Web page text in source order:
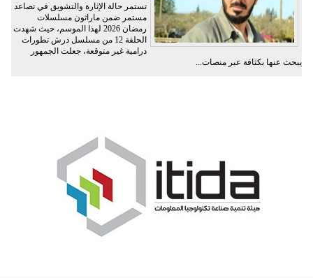
تستمر حالة الإثارة والتشويق في تصاعد
مستمر ضمن ماراثون مسلسلات
رمضان 2026 لهذا الموسم، حيث شهدت
الحلقة 12 من مسلسل درش تطورات
درامية غير متوقعة، جعلت الجمهور
يبحث عنها بكثافة عبر منصات...